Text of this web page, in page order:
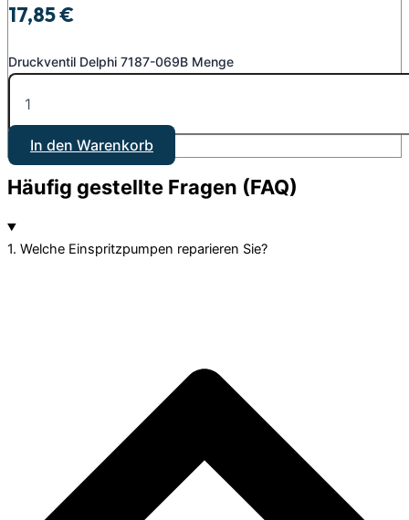
17,85€
Druckventil Delphi 7187-069B Menge
In den Warenkorb
Häufig gestellte Fragen (FAQ)
1. Welche Einspritzpumpen reparieren Sie?